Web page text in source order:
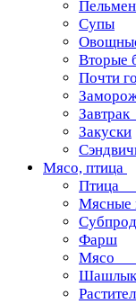
Супы
Вторые
Почти
Завтрак
Закуски
Мясо, птица
Птица
Мясные
Фарш
Мясо